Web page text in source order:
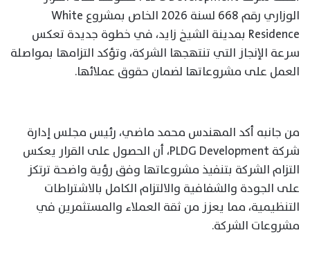
الوزاري رقم 668 لسنة 2026 الخاص بمشروع White
Residence بمدينة الشيخ زايد، في خطوة جديدة تعكس
سرعة الإنجاز التي تنتهجها الشركة، وتؤكد التزامها بمواصلة
العمل على مشروعاتها لضمان حقوق عملائها.
من جانبه أكد المهندس محمد ماضي، رئيس مجلس إدارة
شركة PLDG Development، أن الحصول على القرار يعكس
التزام الشركة بتنفيذ مشروعاتها وفق رؤية واضحة ترتكز
على الجودة والشفافية والالتزام الكامل بالاشتراطات
التنظيمية، مما يعزز من ثقة العملاء والمستثمرين في
مشروعات الشركة.